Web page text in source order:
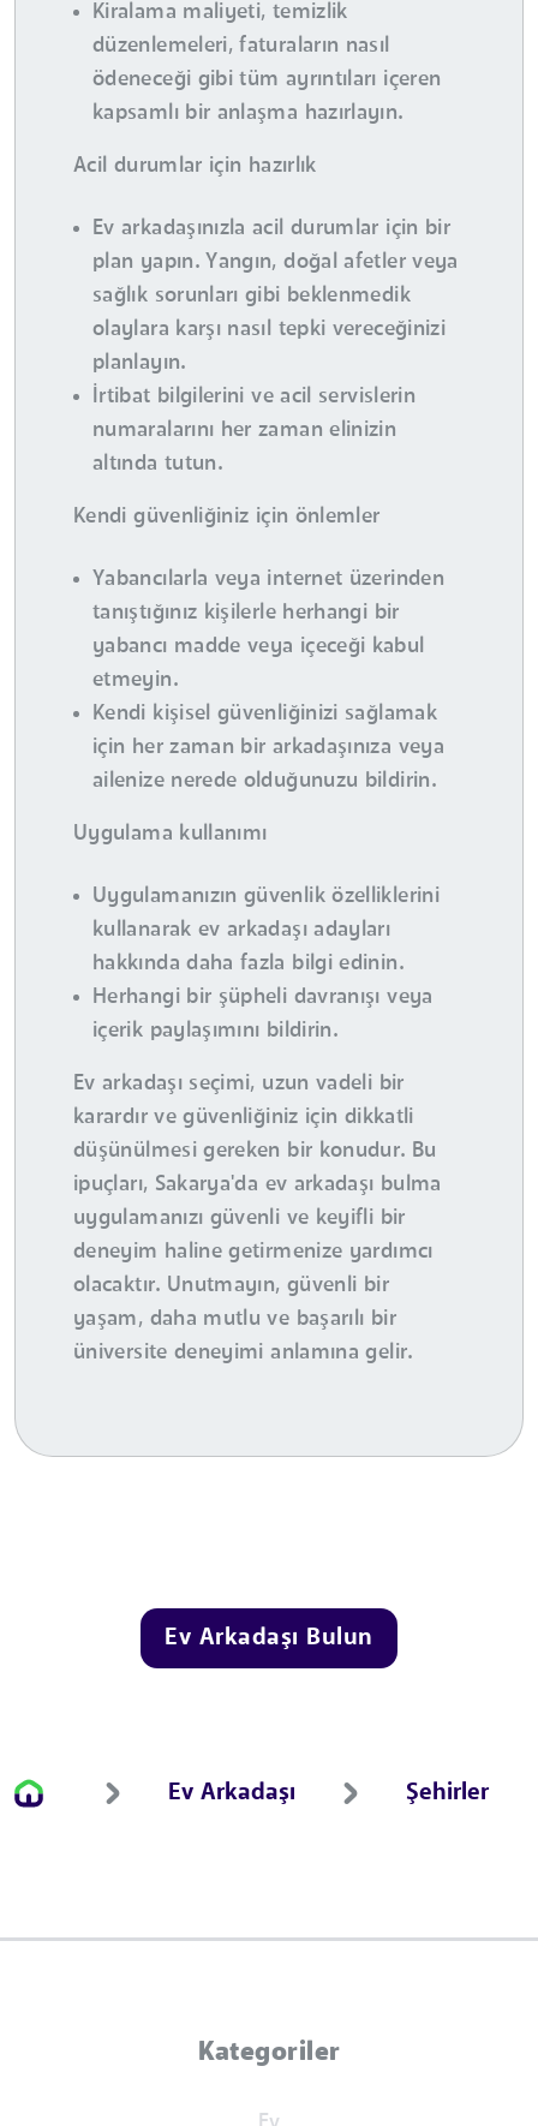
Kiralama maliyeti, temizlik
düzenlemeleri, faturaların nasıl
ödeneceği gibi tüm ayrıntıları içeren
kapsamlı bir anlaşma hazırlayın.
Acil durumlar için hazırlık
Ev arkadaşınızla acil durumlar için bir
plan yapın. Yangın, doğal afetler veya
sağlık sorunları gibi beklenmedik
olaylara karşı nasıl tepki vereceğinizi
planlayın.
İrtibat bilgilerini ve acil servislerin
numaralarını her zaman elinizin
altında tutun.
Kendi güvenliğiniz için önlemler
Yabancılarla veya internet üzerinden
tanıştığınız kişilerle herhangi bir
yabancı madde veya içeceği kabul
etmeyin.
Kendi kişisel güvenliğinizi sağlamak
için her zaman bir arkadaşınıza veya
ailenize nerede olduğunuzu bildirin.
Uygulama kullanımı
Uygulamanızın güvenlik özelliklerini
kullanarak ev arkadaşı adayları
hakkında daha fazla bilgi edinin.
Herhangi bir şüpheli davranışı veya
içerik paylaşımını bildirin.
Ev arkadaşı seçimi, uzun vadeli bir
karardır ve güvenliğiniz için dikkatli
düşünülmesi gereken bir konudur. Bu
ipuçları, Sakarya'da ev arkadaşı bulma
uygulamanızı güvenli ve keyifli bir
deneyim haline getirmenize yardımcı
olacaktır. Unutmayın, güvenli bir
yaşam, daha mutlu ve başarılı bir
üniversite deneyimi anlamına gelir.
Ev Arkadaşı Bulun
Ev Arkadaşı Şehirler
Kategoriler